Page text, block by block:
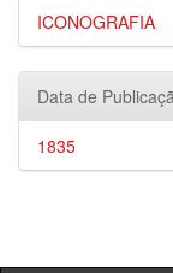
ICONOGRAFIA
Data de
1835